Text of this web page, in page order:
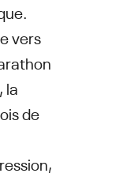
vers
la
de